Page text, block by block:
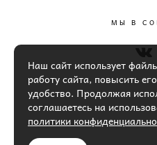
МЫ В
Наш сайт использует
работу сайта, повысить
удобство. Продолжая
соглашаетесь на
политики